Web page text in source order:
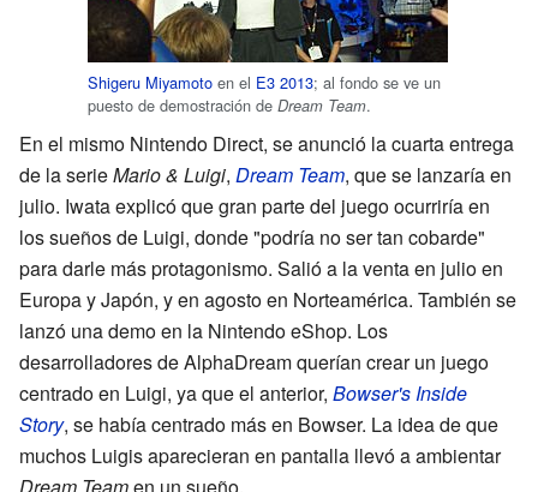
Shigeru Miyamoto en el E3 2013; al fondo se ve un
puesto de demostración de Dream Team.
En el mismo Nintendo Direct, se anunció la cuarta entrega
de la serieMario & Luigi, Dream Team, que se lanzaría en
julio. Iwata explicó que gran parte del juego ocurriría en
los sueños de Luigi, donde "podría no ser tan cobarde"
para darle más protagonismo. Salió a la venta en julio en
Europa y Japón, y en agosto en Norteamérica. También se
lanzó una demo en la Nintendo eShop. Los
desarrolladores de AlphaDream querían crear un juego
centrado en Luigi, ya que el anterior, Bowser's Inside
Story, se había centrado más en Bowser. La idea de que
muchos Luigis aparecieran en pantalla llevó a ambientar